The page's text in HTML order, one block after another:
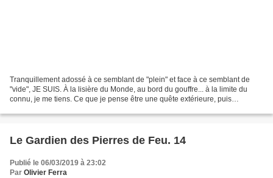
Tranquillement adossé à ce semblant de "plein" et face à ce semblant de
"vide", JE SUIS. À la lisière du Monde, au bord du gouffre... à la limite du
connu, je me tiens. Ce que je pense être une quête extérieure, puis
Le Gardien des Pierres de Feu. 14
Publié le 06/03/2019 à 23:02
Par Olivier Ferra